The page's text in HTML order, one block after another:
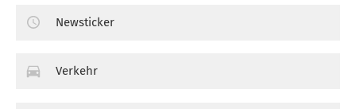
Newsticker
Verkehr